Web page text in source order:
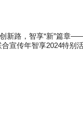
创新路，智享“新”篇章
宣传年智享2024特别